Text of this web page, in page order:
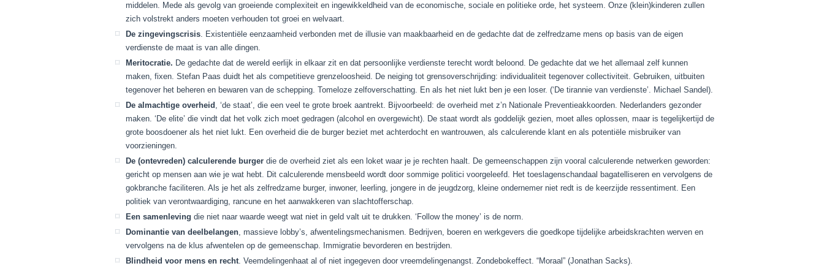
middelen. Mede als gevolg van groeiende complexiteit en ingewikkeldheid van de economische, sociale en politieke orde, het systeem. Onze (klein)kinderen zullen
zich volstrekt anders moeten verhouden tot groei en welvaart.
De zingevingscrisis. Existentiële eenzaamheid verbonden met de illusie van maakbaarheid en de gedachte dat de zelfredzame mens op basis van de eigen
verdienste de maat is van alle dingen.
Meritocratie. De gedachte dat de wereld eerlijk in elkaar zit en dat persoonlijke verdienste terecht wordt beloond. De gedachte dat we het allemaal zelf kunnen
maken, fixen. Stefan Paas duidt het als competitieve grenzeloosheid. De neiging tot grensoverschrijding: individualiteit tegenover collectiviteit. Gebruiken, uitbuiten
tegenover het beheren en bewaren van de schepping. Tomeloze zelfoverschatting. En als het niet lukt ben je een loser. (‘De tirannie van verdienste’. Michael Sandel).
De almachtige overheid , ‘de staat’, die een veel te grote broek aantrekt. Bijvoorbeeld: de overheid met z’n Nationale Preventieakkoorden. Nederlanders gezonder
maken. ‘De elite’ die vindt dat het volk zich moet gedragen (alcohol en overgewicht). De staat wordt als goddelijk gezien, moet alles oplossen, maar is tegelijkertijd de
grote boosdoener als het niet lukt. Een overheid die de burger beziet met achterdocht en wantrouwen, als calculerende klant en als potentiële misbruiker van
voorzieningen.
De (ontevreden) calculerende burger die de overheid ziet als een loket waar je je rechten haalt. De gemeenschappen zijn vooral calculerende netwerken geworden:
gericht op mensen aan wie je wat hebt. Dit calculerende mensbeeld wordt door sommige politici voorgeleefd. Het toeslagenschandaal bagatelliseren en vervolgens de
gokbranche faciliteren. Als je het als zelfredzame burger, inwoner, leerling, jongere in de jeugdzorg, kleine ondernemer niet redt is de keerzijde ressentiment. Een
politiek van verontwaardiging, rancune en het aanwakkeren van slachtofferschap.
Een samenleving die niet naar waarde weegt wat niet in geld valt uit te drukken. ‘Follow the money’ is de norm.
Dominantie van deelbelangen, massieve lobby’s, afwentelingsmechanismen. Bedrijven, boeren en werkgevers die goedkope tijdelijke arbeidskrachten werven en
vervolgens na de klus afwentelen op de gemeenschap. Immigratie bevorderen en bestrijden.
Blindheid voor mens en recht. Veemdelingenhaat al of niet ingegeven door vreemdelingenangst. Zondebokeffect. “Moraal” (Jonathan Sacks).